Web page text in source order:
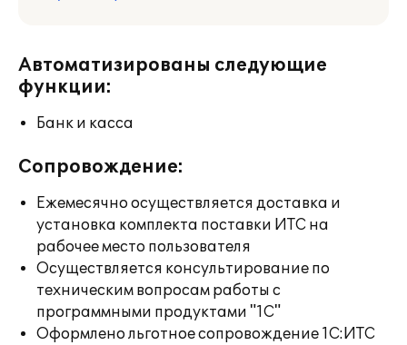
Автоматизированы следующие
функции:
Банк и касса
Сопровождение:
Ежемесячно осуществляется доставка и
установка комплекта поставки ИТС на
рабочее место пользователя
Осуществляется консультирование по
техническим вопросам работы с
программными продуктами "1С"
Оформлено льготное сопровождение 1С:ИТС